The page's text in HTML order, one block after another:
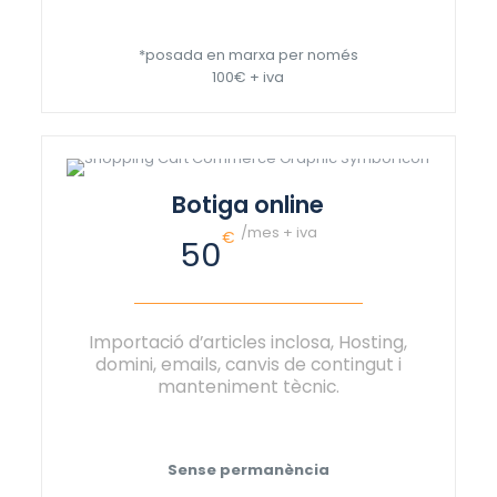
*posada en marxa per només
100€ + iva
Botiga online
50€ /mes + iva
Importació d’articles inclosa, Hosting,
domini, emails, canvis de contingut i
manteniment tècnic.
Sense permanència